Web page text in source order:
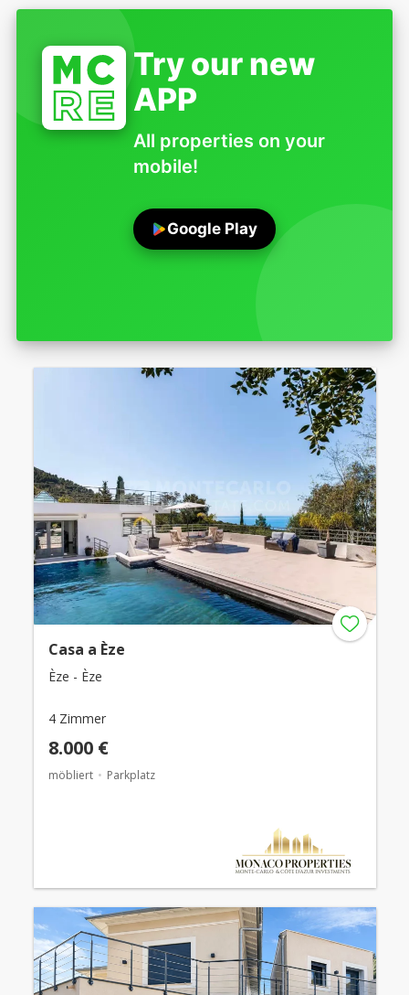
Try our new
APP
All properties on your
mobile!
Google Play
Casa a Èze
Èze - Èze
4 Zimmer
8.000 €
möbliert Parkplatz